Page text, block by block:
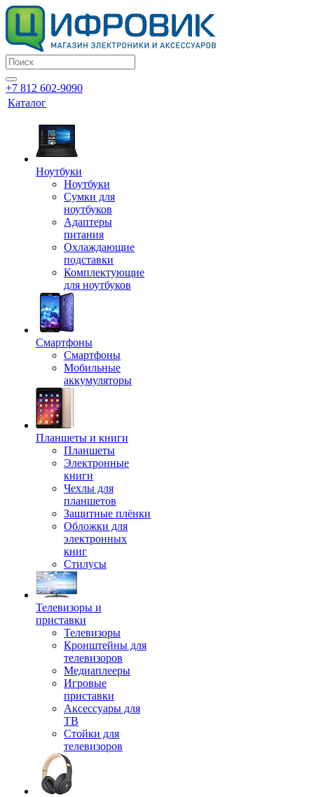
+7 812 602-9090
Каталог
Ноутбуки
Ноутбуки
Сумки для
ноутбуков
Адаптеры
питания
Охлаждающие
подставки
Комплектующие
для ноутбуков
Смартфоны
Смартфоны
Мобильные
аккумуляторы
Планшеты и книги
Планшеты
Электронные
книги
Чехлы для
планшетов
Защитные плёнки
Обложки для
электронных
книг
Стилусы
Телевизоры и
приставки
Телевизоры
Кронштейны для
телевизоров
Медиаплееры
Игровые
приставки
Аксессуары для
ТВ
Стойки для
телевизоров